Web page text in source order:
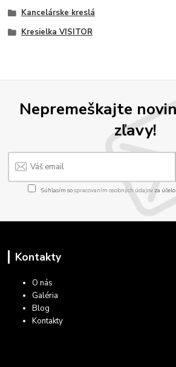
Kancelárske kreslá
Kresielka VISITOR
Nepremeškajte
zľavy!
Súhlasím sospracovaním osobných údajov za
Kontakty
O nás
Galéria
Blog
Kontakty